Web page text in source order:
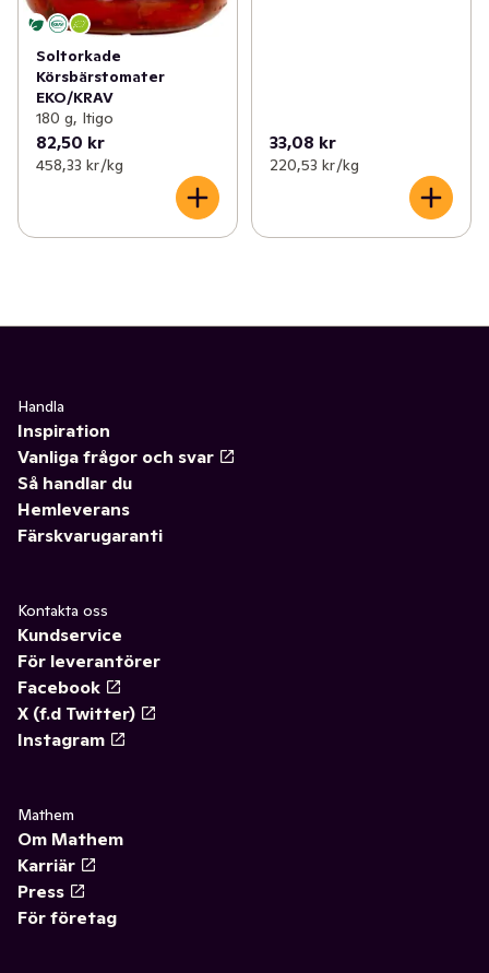
Soltorkade
Körsbärstomater
EKO/KRAV
180 g, Itigo
82,50 kr
458,33 kr /kg
33,08 kr
220,53 kr /kg
Handla
Inspiration
Vanliga frågor och svar
Så handlar du
Hemleverans
Färskvarugaranti
Kontakta oss
Kundservice
För leverantörer
Facebook
X (f.d Twitter)
Instagram
Mathem
Om Mathem
Karriär
Press
För företag